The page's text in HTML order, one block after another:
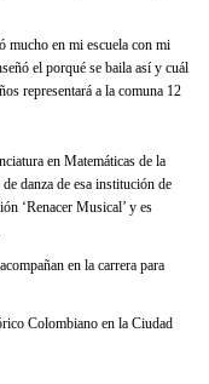
mucho en mi escuela con mi
el porqué se baila así y cuál
representará a la comuna 12
en Matemáticas de la
danza de esa institución de
‘Renacer Musical’ y es
en la carrera para
Colombiano en la Ciudad